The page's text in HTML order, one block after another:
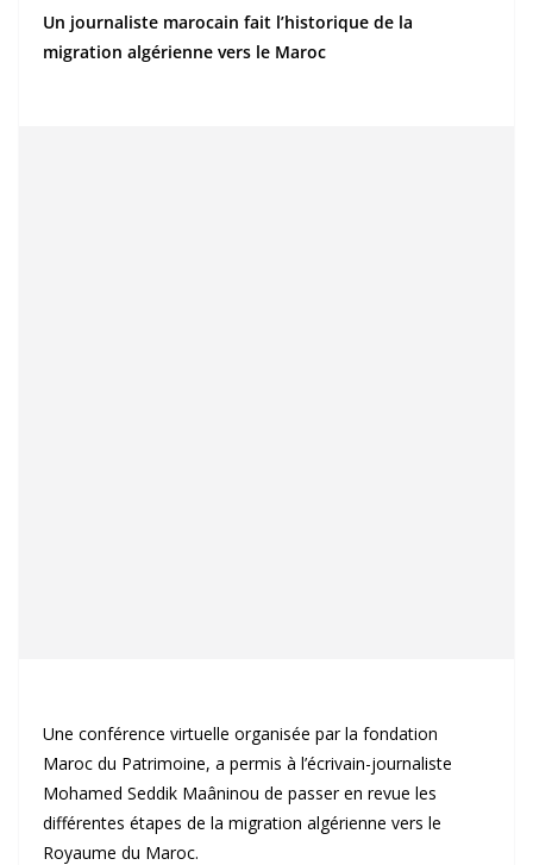
Un journaliste marocain fait l’historique de la
migration algérienne vers le Maroc
Une conférence virtuelle organisée par la fondation
Maroc du Patrimoine, a permis à l’écrivain-journaliste
Mohamed Seddik Maâninou de passer en revue les
différentes étapes de la migration algérienne vers le
Royaume du Maroc.